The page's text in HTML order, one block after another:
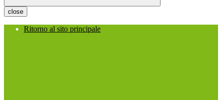
close
Ritorno al sito principale